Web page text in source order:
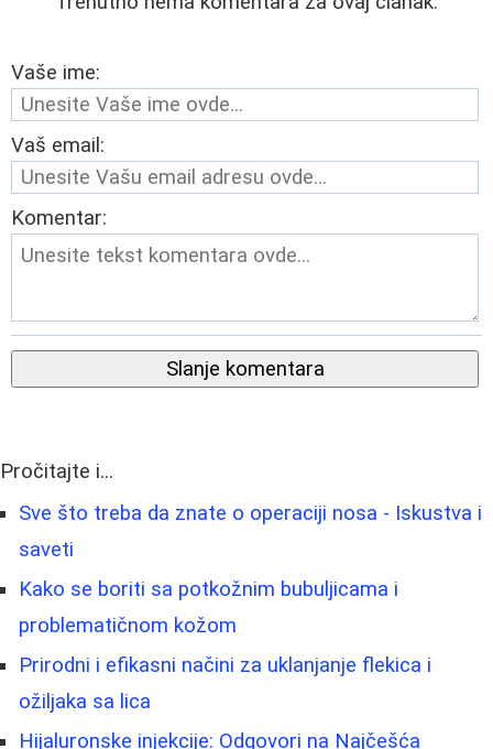
Vaše ime:
Vaš email:
Komentar:
Slanje komentara
Pročitajte i...
Sve što treba da znate o operaciji nosa - Iskustva i
saveti
Kako se boriti sa potkožnim bubuljicama i
problematičnom kožom
Prirodni i efikasni načini za uklanjanje flekica i
ožiljaka sa lica
Hijaluronske injekcije: Odgovori na Najčešća